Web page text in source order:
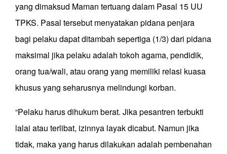
yang dimaksud Maman tertuang dalam Pasal 15 UU
TPKS. Pasal tersebut menyatakan pidana penjara
bagi pelaku dapat ditambah sepertiga (1/3) dari pidana
maksimal jika pelaku adalah tokoh agama, pendidik,
orang tua/wali, atau orang yang memiliki relasi kuasa
khusus yang seharusnya melindungi korban.
“Pelaku harus dihukum berat. Jika pesantren terbukti
lalai atau terlibat, izinnya layak dicabut. Namun jika
tidak, maka yang harus dilakukan adalah pembenahan